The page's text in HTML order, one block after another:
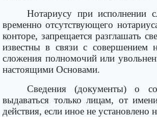
Нотариусу при исполнении
временно отсутствующего
конторе, запрещается разглашать
известны в связи с совершением
сложения полномочий или
настоящими Основами.
Сведения (документы) о
выдаваться только лицам, от
действия, если иное не установлено